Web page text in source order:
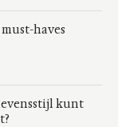
haves
kunt